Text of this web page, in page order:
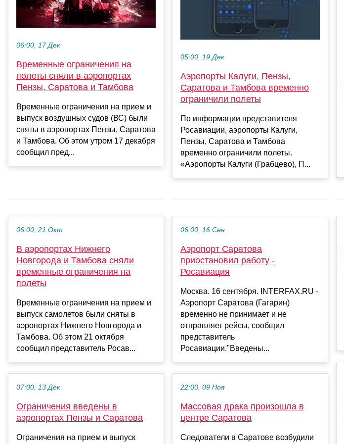
06:00, 17 Дек
Временные ограничения на
полеты сняли в аэропортах
Пензы, Саратова и Тамбова
Временные ограничения на прием и
выпуск воздушных судов (ВС) были
сняты в аэропортах Пензы, Саратова
и Тамбова. Об этом утром 17 декабря
сообщил пред...
05:00, 19 Дек
Аэропорты Калуги, Пензы,
Саратова и Тамбова временно
ограничили полеты
По информации представителя
Росавиации, аэропорты Калуги,
Пензы, Саратова и Тамбова
временно ограничили полеты.
«Аэропорты Калуги (Грабцево), П...
06:00, 21 Окт
В аэропортах Нижнего
Новгорода и Тамбова сняли
временные ограничения на
полеты
Временные ограничения на прием и
выпуск самолетов были сняты в
аэропортах Нижнего Новгорода и
Тамбова. Об этом 21 октября
сообщил представитель Росав...
07:00, 13 Дек
Ограничения введены в
аэропортах Пензы и Саратова
Ограничения на прием и выпуск
06:00, 16 Сен
Аэропорт Саратова
приостановил работу -
Росавиация
Москва. 16 сентября. INTERFAX.RU -
Аэропорт Саратова (Гагарин)
временно не принимает и не
отправляет рейсы, сообщил
представитель
Росавиации."Введены...
22:00, 09 Ноя
Массовая драка произошла в
центре Саратова
Следователи в Саратове возбудили